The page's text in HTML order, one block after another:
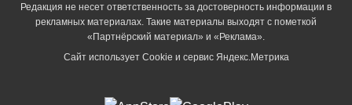
Редакция не несет ответственность за достоверность информации в
рекламных материалах. Такие материалы выходят с пометкой
«Партнёрский материал» и «Реклама».
Сайт использует Cookie и сервиc Яндекс.Метрика